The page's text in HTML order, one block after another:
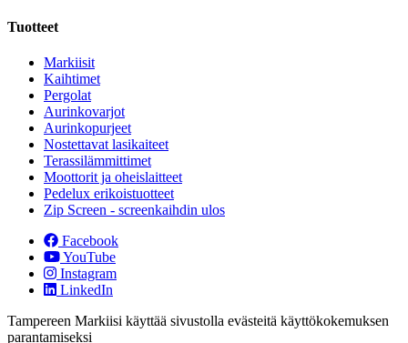
Tuotteet
Markiisit
Kaihtimet
Pergolat
Aurinkovarjot
Aurinkopurjeet
Nostettavat lasikaiteet
Terassilämmittimet
Moottorit ja oheislaitteet
Pedelux erikoistuotteet
Zip Screen - screenkaihdin ulos
Facebook
YouTube
Instagram
LinkedIn
Tampereen Markiisi käyttää sivustolla evästeitä käyttökokemuksen
parantamiseksi